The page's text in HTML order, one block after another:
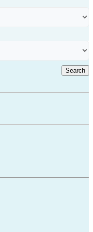
Search